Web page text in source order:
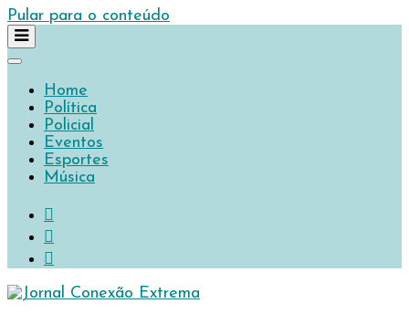
Pular para o conteúdo
Home
Política
Policial
Eventos
Esportes
Música